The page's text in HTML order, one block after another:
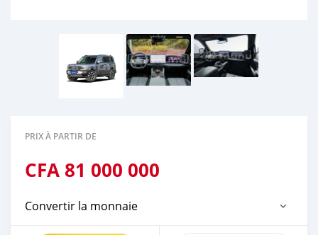
PRIX À PARTIR DE
CFA 81 000 000
Convertir la monnaie